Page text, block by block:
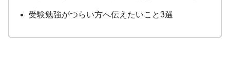
受験勉強がつらい方へ伝えたいこと3選